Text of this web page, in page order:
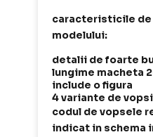
caracteristicile de
modelului:
detalii de foarte
lungime macheta
include o figura
4 variante de
codul de vopsele
indicat in schema